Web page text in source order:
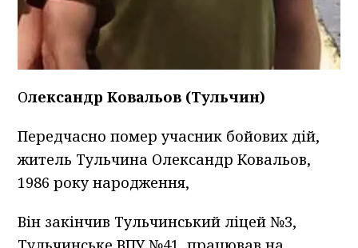
Олександр Ковальов (Тульчин)
Передчасно помер учасник бойових дій,
житель Тульчина Олександр Ковальов,
1986 року народження,
Він закінчив Тульчинський ліцей №3,